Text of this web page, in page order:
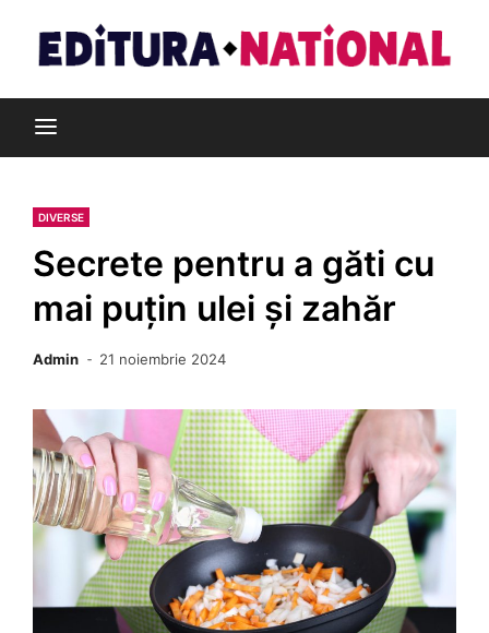
content
Editura Național
DIVERSE
Secrete pentru a găti cu
mai puțin ulei și zahăr
Admin 21 noiembrie 2024